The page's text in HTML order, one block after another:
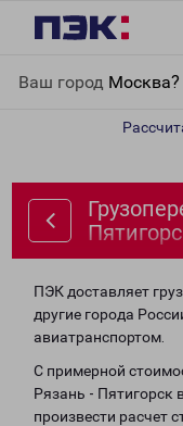
Ваш город Москва?
ПЭК доставляет
другие города
авиатранспортом.
С примерной
Рязань - Пятигорск
произвести расчет